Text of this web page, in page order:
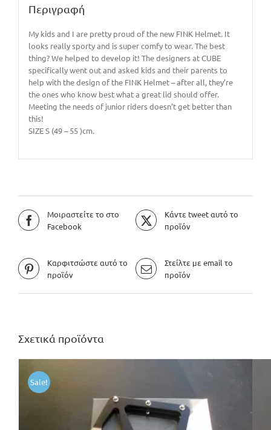
Περιγραφή
My kids and I are pretty proud of the new FINK Helmet. It
looks really sporty and is super comfy to wear. The best
thing? We helped to develop it! The designers at CUBE
specifically went out and asked kids and their parents to
help with the design of the FINK Helmet – after all, they’re
the ones who know best what a great lid should offer.
Meeting the needs of junior riders doesn’t get better than
this!
SIZE S (49 – 55 )cm.
Μοιραστείτε το στο
Facebook
Κάντε tweet αυτό το
προϊόν
Καρφιτσώστε αυτό το
προϊόν
Στείλτε με email το
προϊόν
Σχετικά προϊόντα
Sale!